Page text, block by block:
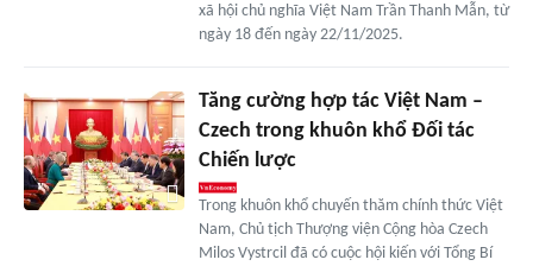
xã hội chủ nghĩa Việt Nam Trần Thanh Mẫn, từ
ngày 18 đến ngày 22/11/2025.
Tăng cường hợp tác Việt Nam –
Czech trong khuôn khổ Đối tác
Chiến lược
Trong khuôn khổ chuyến thăm chính thức Việt
Nam, Chủ tịch Thượng viện Cộng hòa Czech
Milos Vystrcil đã có cuộc hội kiến với Tổng Bí